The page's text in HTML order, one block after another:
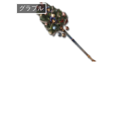
グラブル